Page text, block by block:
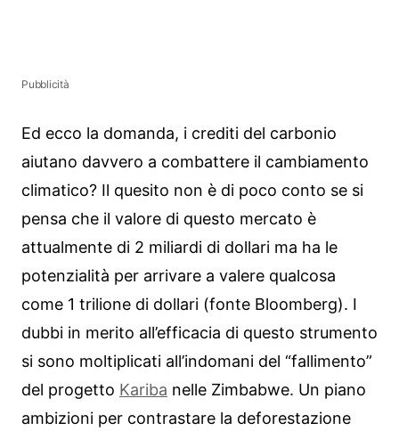
Pubblicità
Ed ecco la domanda, i crediti del carbonio
aiutano davvero a combattere il cambiamento
climatico? Il quesito non è di poco conto se si
pensa che il valore di questo mercato è
attualmente di 2 miliardi di dollari ma ha le
potenzialità per arrivare a valere qualcosa
come 1 trilione di dollari (fonte Bloomberg). I
dubbi in merito all’efficacia di questo strumento
si sono moltiplicati all’indomani del “fallimento”
del progetto Kariba nelle Zimbabwe. Un piano
ambizioni per contrastare la deforestazione